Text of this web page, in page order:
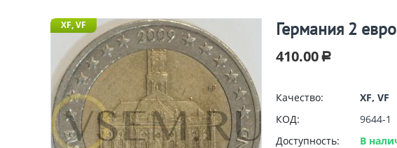
XF, VF Германия 2
410.00 Р
Качество:
XF, VF
КОД:
9644-1
Доступность:
В